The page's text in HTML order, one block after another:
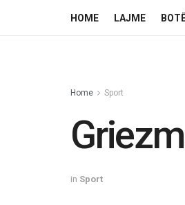
HOME LAJME
Home Sport
in Sport